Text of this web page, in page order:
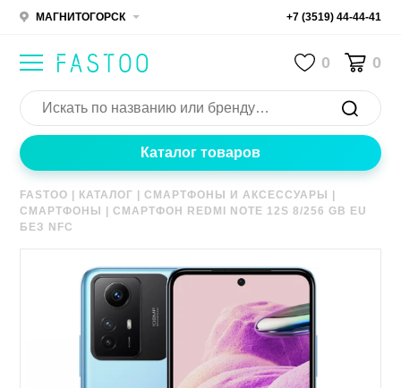
МАГНИТОГОРСК +7 (3519) 44-44-41
0 0
Каталог товаров
FASTOO КАТАЛОГ |СМАРТФОНЫ И АКСЕССУАРЫ
СМАРТФОНЫ
|СМАРТФОН REDMI NOTE 12S 8/256 GB EU
БЕЗ NFC